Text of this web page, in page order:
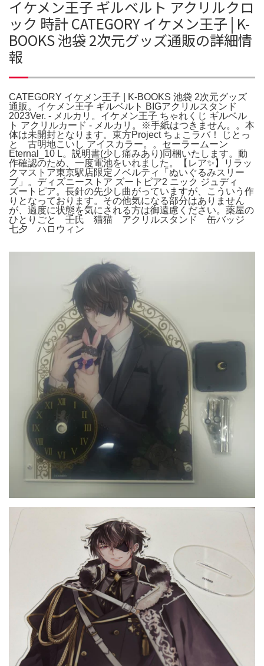
イケメン王子 ギルベルト アクリルクロ
ック 時計 CATEGORY イケメン王子 | K-
BOOKS 池袋 2次元グッズ通販の詳細情
報
CATEGORY イケメン王子 | K-BOOKS 池袋 2次元グッズ
通販。イケメン王子 ギルベルト BIGアクリルスタンド
2023Ver. - メルカリ。イケメン王子 ちゃれくじ ギルベル
ト アクリルカード - メルカリ。※手紙はつきません。。本
体は未開封となります。東方Project ちょこラバ！ じとっ
と 古明地こいし アイスカラー。。セーラームーン
Eternal_10 L。説明書(少し痛みあり)同梱いたします。動
作確認のため、一度電池をいれました。【レア✨】リラッ
クマストア東京駅店限定ノベルティ「ぬいぐるみスリー
ブ」。ディズニーストア ズートピア2 ニック ジュディ
ズートピア。長針の先少し曲がっていますが、こういう作
りとなっております。その他気になる部分はありません
が、過度に状態を気にされる方は御遠慮ください。薬屋の
ひとりごと 壬氏 猫猫 アクリルスタンド 缶バッジ
七夕 ハロウィン